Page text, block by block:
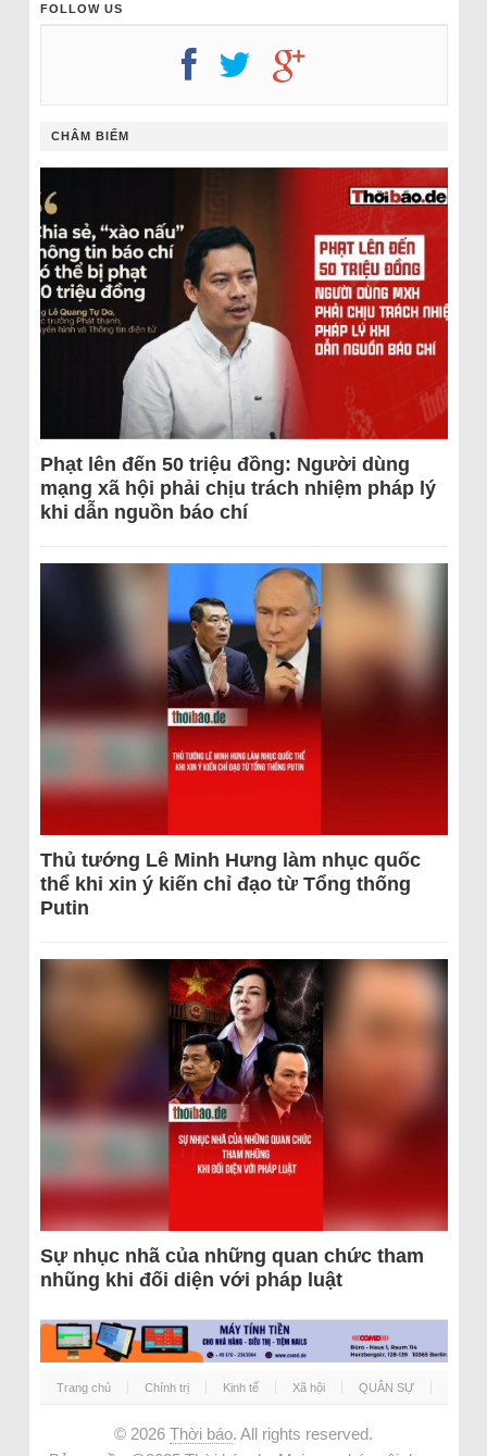
FOLLOW US
CHÂM BIẾM
Phạt lên đến 50 triệu đồng: Người dùng
mạng xã hội phải chịu trách nhiệm pháp lý
khi dẫn nguồn báo chí
Thủ tướng Lê Minh Hưng làm nhục quốc
thể khi xin ý kiến chỉ đạo từ Tổng thống
Putin
Sự nhục nhã của những quan chức tham
nhũng khi đối diện với pháp luật
Trang chủ Chính trị Kinh tế Xã hội QUÂN SỰ
© 2026 Thời báo. All rights reserved.